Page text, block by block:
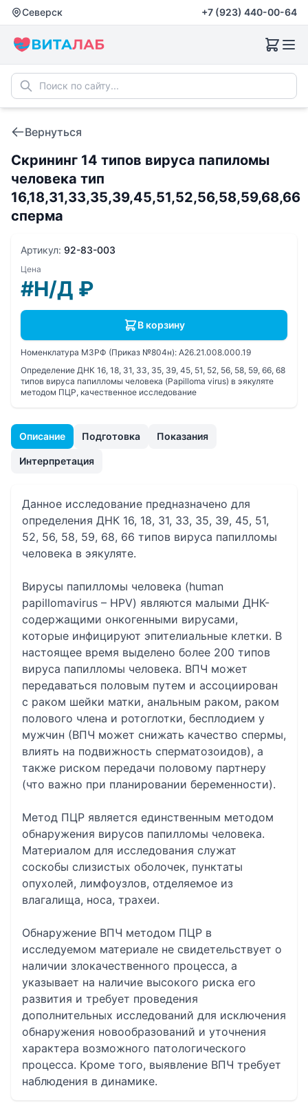
Северск +7 (923) 440-00-64
Вернуться
Скрининг 14 типов вируса папиломы
человека тип
16,18,31,33,35,39,45,51,52,56,58,59,68,66
сперма
Описание Подготовка Показания
Интерпретация
Данное исследование предназначено для
определения ДНК 16, 18, 31, 33, 35, 39, 45, 51,
52, 56, 58, 59, 68, 66 типов вируса папилломы
человека в эякуляте.
Вирусы папилломы человека (human
papillomavirus – HPV) являются малыми ДНК-
содержащими онкогенными вирусами,
которые инфицируют эпителиальные клетки. В
настоящее время выделено более 200 типов
вируса папилломы человека. ВПЧ может
передаваться половым путем и ассоциирован
с раком шейки матки, анальным раком, раком
полового члена и ротоглотки, бесплодием у
мужчин (ВПЧ может снижать качество спермы,
влиять на подвижность сперматозоидов), а
также риском передачи половому партнеру
(что важно при планировании беременности).
Метод ПЦР является единственным методом
обнаружения вирусов папилломы человека.
Материалом для исследования служат
соскобы слизистых оболочек, пунктаты
опухолей, лимфоузлов, отделяемое из
влагалища, носа, трахеи.
Обнаружение ВПЧ методом ПЦР в
исследуемом материале не свидетельствует о
наличии злокачественного процесса, а
указывает на наличие высокого риска его
развития и требует проведения
дополнительных исследований для исключения
обнаружения новообразований и уточнения
характера возможного патологического
процесса. Кроме того, выявление ВПЧ требует
наблюдения в динамике.
Артикул: 92-83-003
Цена
#Н/Д ₽
В корзину
Номенклатура МЗРФ (Приказ №804н): A26.21.008.000.19
Определение ДНК 16, 18, 31, 33, 35, 39, 45, 51, 52, 56, 58, 59, 66, 68
типов вируса папилломы человека (Papilloma virus) в эякуляте
методом ПЦР, качественное исследование